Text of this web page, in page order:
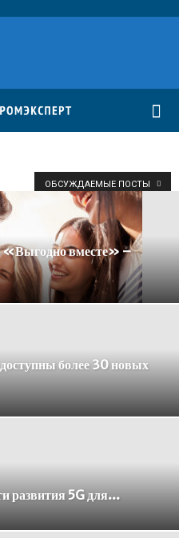
ОБСУЖДАЕМЫЕ ПОСТЫ
«Выгодно вместе» –
более 30 новых
развития 5G для...